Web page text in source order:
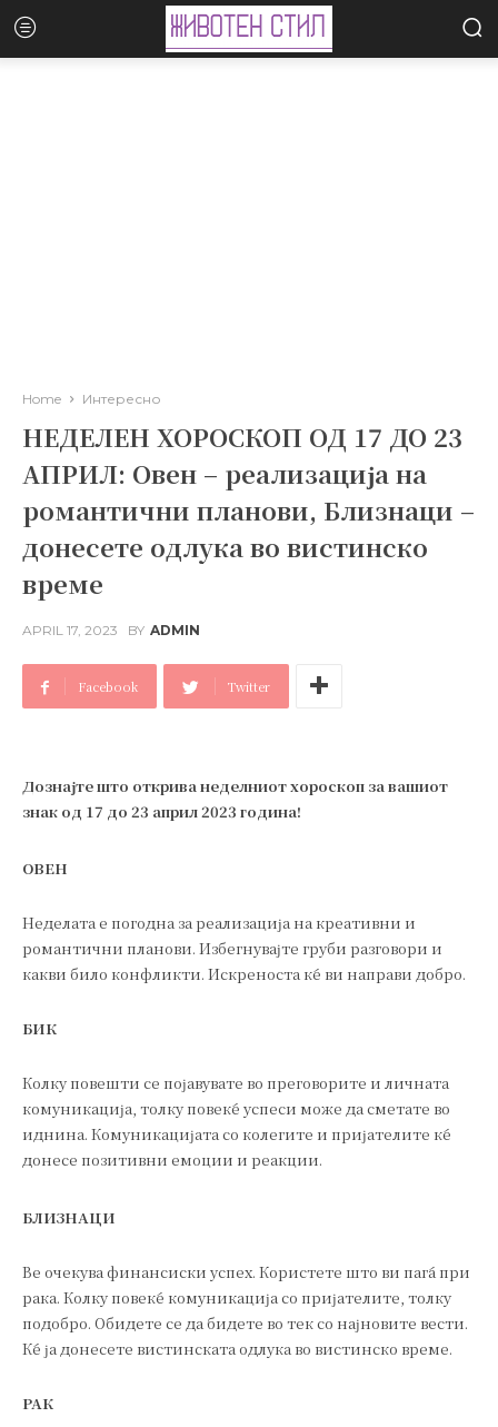
Home Интересно
НЕДЕЛЕН ХОРОСКОП ОД 17 ДО 23
АПРИЛ: Овен – реализација на
романтични планови, Близнаци –
донесете одлука во вистинско
време
APRIL 17, 2023 BY ADMIN
Facebook Twitter
Дознајте што открива неделниот хороскоп за вашиот
знак од 17 до 23 април 2023 година!
ОВЕН
Неделата е погодна за реализација на креативни и
романтични планови. Избегнувајте груби разговори и
какви било конфликти. Искреноста ќе ви направи добро.
БИК
Колку повешти се појавувате во преговорите и личната
комуникација, толку повеќе успеси може да сметате во
иднина. Комуникацијата со колегите и пријателите ќе
донесе позитивни емоции и реакции.
БЛИЗНАЦИ
Ве очекува финансиски успех. Користете што ви паѓа при
рака. Колку повеќе комуникација со пријателите, толку
подобро. Обидете се да бидете во тек со најновите вести.
Ќе ја донесете вистинската одлука во вистинско време.
РАК